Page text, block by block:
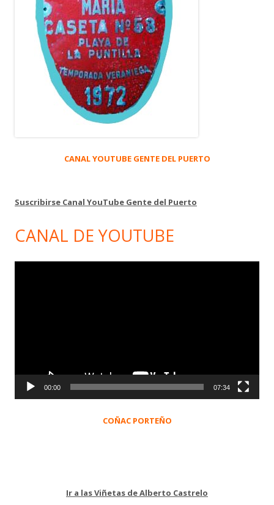
CANAL YOUTUBE GENTE DEL PUERTO
Suscribirse Canal YouTube Gente del Puerto
CANAL DE YOUTUBE
00:00 07:34
COÑAC PORTEÑO
Ir a las Viñetas de Alberto Castrelo